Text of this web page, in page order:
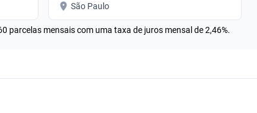
São Paulo
parcelas mensais com uma taxa de juros mensal de 2,46%.